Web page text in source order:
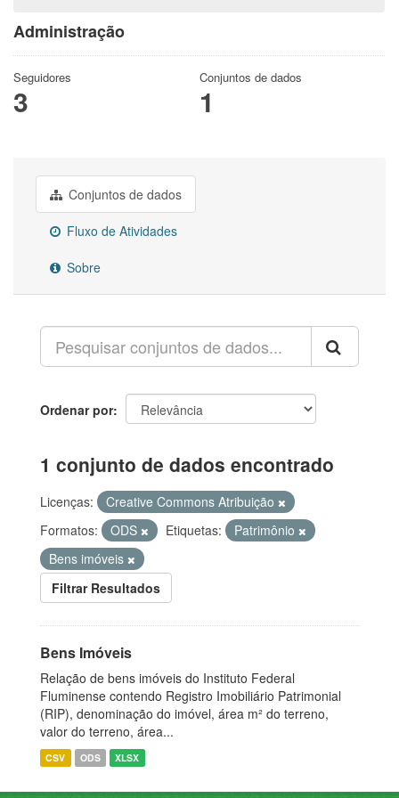
Administração
Seguidores
3
Conjuntos de dados
1
Conjuntos de dados
Fluxo de Atividades
Sobre
Ordenar por
1 conjunto de dados encontrado
Licenças:
Creative Commons Atribuição
Formatos:
ODS Etiquetas:
Patrimônio
Bens imóveis
Filtrar Resultados
Bens Imóveis
Relação de bens imóveis do Instituto Federal
Fluminense contendo Registro Imobiliário Patrimonial
(RIP), denominação do imóvel, área m² do terreno,
valor do terreno, área...
CSV ODS XLSX